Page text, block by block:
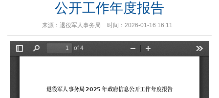
公开工作年度报告
来源：退役军人事务局 时间：2026-01-16 16:11